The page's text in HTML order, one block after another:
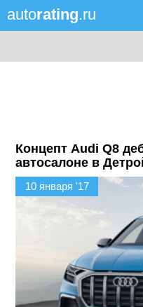
autorating.ru
Концепт Audi Q8
автосалоне в
10 января '17